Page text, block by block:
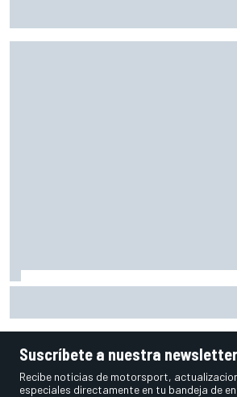
Suscríbete a nuestra newsletter
Recibe noticias de motorsport,
especiales directamente en tu bandeja de